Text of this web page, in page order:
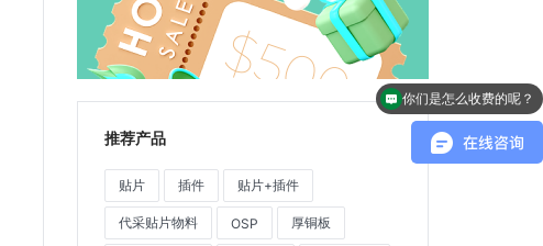
推荐产品
贴片 插件 贴片+插件
代采贴片物料 OSP 厚铜板
你们是怎么收费的呢？